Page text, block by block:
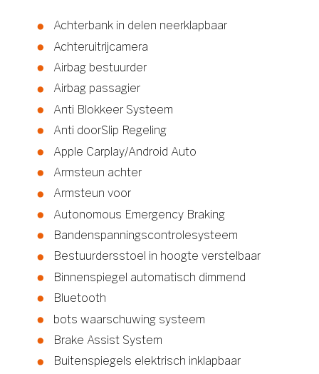
Achterbank in delen neerklapbaar
Achteruitrijcamera
Airbag bestuurder
Airbag passagier
Anti Blokkeer Systeem
Anti doorSlip Regeling
Apple Carplay/Android Auto
Armsteun achter
Armsteun voor
Autonomous Emergency Braking
Bandenspanningscontrolesysteem
Bestuurdersstoel in hoogte verstelbaar
Binnenspiegel automatisch dimmend
Bluetooth
bots waarschuwing systeem
Brake Assist System
Buitenspiegels elektrisch inklapbaar